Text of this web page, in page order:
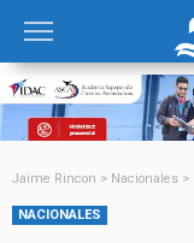
Jaime Rincon > Nacionales >
NACIONALES